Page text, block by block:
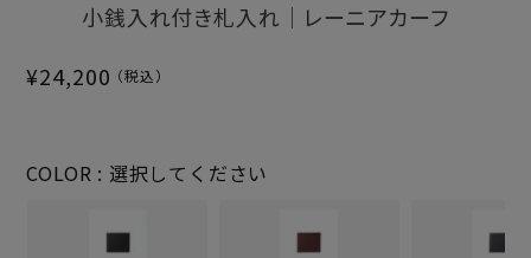
小銭入れ付き札入れ｜レーニアカーフ
¥24,200
COLOR 選択してください